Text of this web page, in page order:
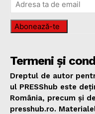
Abonează-te
Termeni și
Dreptul de autor
ul PRESShub este
România, precum și
presshub.ro.